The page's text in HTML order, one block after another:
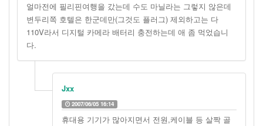
얼마전에 필리핀여행을 갔는데 수도 마닐라는 그렇지 않은데
변두리쪽 호텔은 한군데만(그것도 플러그) 제외하고는 다
110V라서 디지털 카메라 배터리 충전하는데 애 좀 먹었습니
다.
Jxx
2007/06/05 16:14
휴대용 기기가 많아지면서 전원,케이블 등 살짝 골